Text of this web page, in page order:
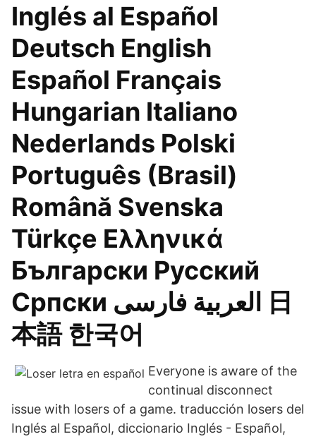
Inglés al Español
Deutsch English
Español Français
Hungarian Italiano
Nederlands Polski
Português (Brasil)
Română Svenska
Türkçe Ελληνικά
Български Русский
Српски العربية فارسی 日
本語 한국어
Everyone is aware of the
continual disconnect
issue with losers of a game. traducción losers del
Inglés al Español, diccionario Inglés - Español,